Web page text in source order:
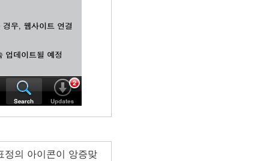
정의 아이콘이 앙증맞